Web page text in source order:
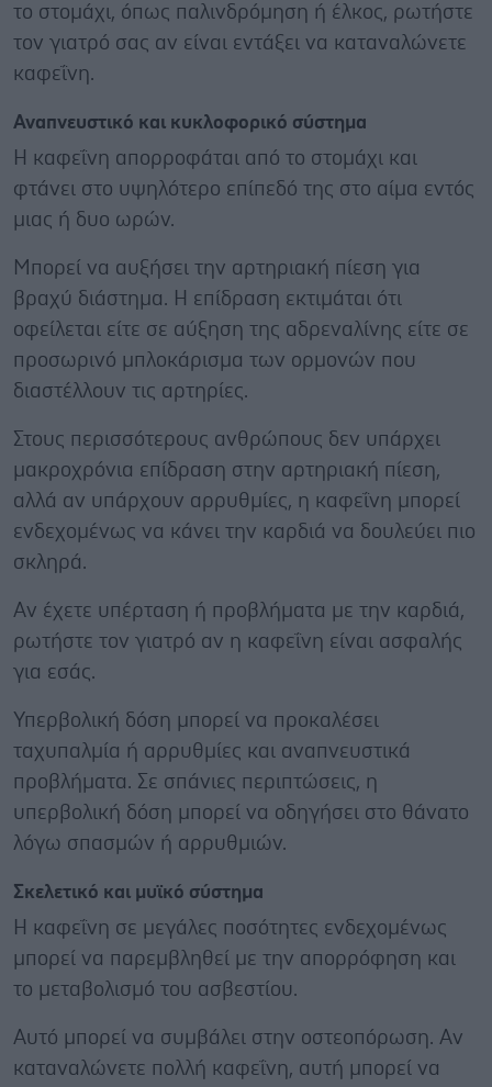
το στομάχι, όπως παλινδρόμηση ή έλκος, ρωτήστε
τον γιατρό σας αν είναι εντάξει να καταναλώνετε
καφεΐνη.
Αναπνευστικό και κυκλοφορικό σύστημα
Η καφεΐνη απορροφάται από το στομάχι και
φτάνει στο υψηλότερο επίπεδό της στο αίμα εντός
μιας ή δυο ωρών.
Μπορεί να αυξήσει την αρτηριακή πίεση για
βραχύ διάστημα. Η επίδραση εκτιμάται ότι
οφείλεται είτε σε αύξηση της αδρεναλίνης είτε σε
προσωρινό μπλοκάρισμα των ορμονών που
διαστέλλουν τις αρτηρίες.
Στους περισσότερους ανθρώπους δεν υπάρχει
μακροχρόνια επίδραση στην αρτηριακή πίεση,
αλλά αν υπάρχουν αρρυθμίες, η καφεΐνη μπορεί
ενδεχομένως να κάνει την καρδιά να δουλεύει πιο
σκληρά.
Αν έχετε υπέρταση ή προβλήματα με την καρδιά,
ρωτήστε τον γιατρό αν η καφεΐνη είναι ασφαλής
για εσάς.
Υπερβολική δόση μπορεί να προκαλέσει
ταχυπαλμία ή αρρυθμίες και αναπνευστικά
προβλήματα. Σε σπάνιες περιπτώσεις, η
υπερβολική δόση μπορεί να οδηγήσει στο θάνατο
λόγω σπασμών ή αρρυθμιών.
Σκελετικό και μυϊκό σύστημα
Η καφεΐνη σε μεγάλες ποσότητες ενδεχομένως
μπορεί να παρεμβληθεί με την απορρόφηση και
το μεταβολισμό του ασβεστίου.
Αυτό μπορεί να συμβάλει στην οστεοπόρωση. Αν
καταναλώνετε πολλή καφεΐνη, αυτή μπορεί να